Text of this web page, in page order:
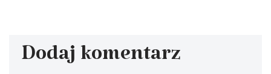
Dodaj komentarz